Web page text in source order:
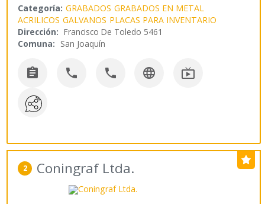
Categoría: GRABADOS GRABADOS EN METAL
ACRILICOS GALVANOS PLACAS PARA INVENTARIO
Dirección: Francisco De Toledo 5461
Comuna: San Joaquín
    
2 Coningraf Ltda.